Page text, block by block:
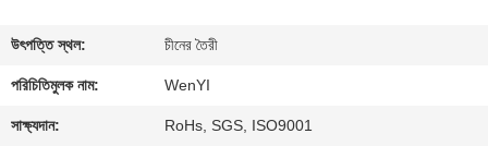
যোগাযোগ
করুন
উৎপত্তি স্থল: চীনের তৈরী
পরিচিতিমুলক নাম: WenYI
সাক্ষ্যদান: RoHs, SGS, ISO9001